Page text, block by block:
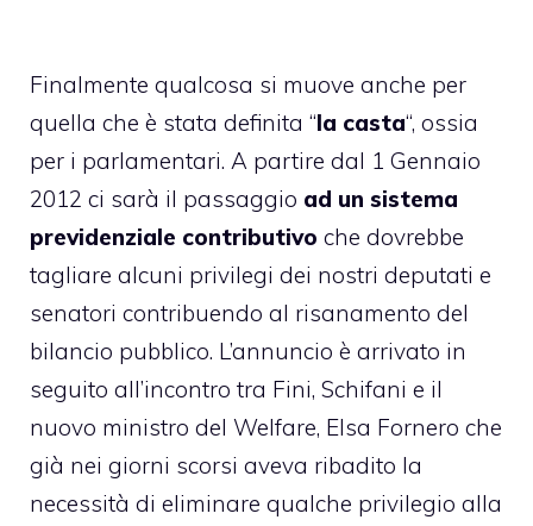
Finalmente qualcosa si muove anche per
quella che è stata definita “la casta“, ossia
per i parlamentari. A partire dal 1 Gennaio
2012 ci sarà il passaggio ad un sistema
previdenziale contributivo che dovrebbe
tagliare alcuni privilegi dei nostri deputati e
senatori contribuendo al risanamento del
bilancio pubblico. L’annuncio è arrivato in
seguito all’incontro tra Fini, Schifani e il
nuovo ministro del Welfare, Elsa Fornero che
già nei giorni scorsi aveva ribadito la
necessità di eliminare qualche privilegio alla